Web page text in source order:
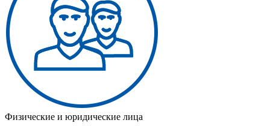
Физические и юридические лица